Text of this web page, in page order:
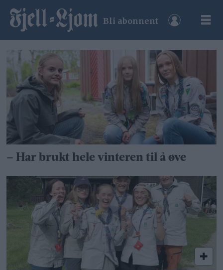
Bli abonnent
Tag:
nm
speiding
– Har brukt hele vinteren til å øve